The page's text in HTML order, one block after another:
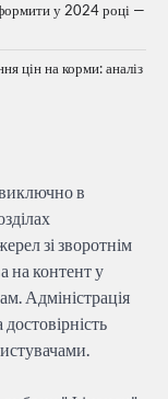
у 2024 році —
цін на корми: аналіз
в
зі зворотнім
на контент у
Адміністрація
достовірність